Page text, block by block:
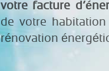
votre facture
de votre
rénovation